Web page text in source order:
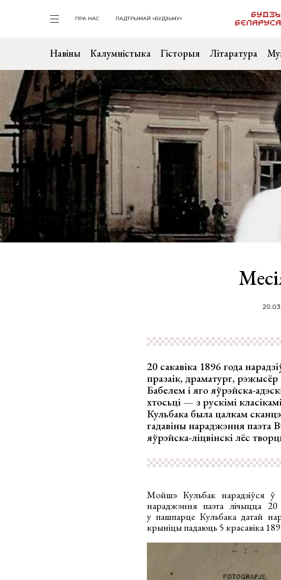
ПРА НАС ПАДТРЫМАЙ «БУДЗЬМУ»
Навіны Калумністыка Гісторыя Літаратура
20 сакавіка 1896 года
празаік, драматург,
Бабелем і яго яўрэйска-
хтосьці — з рускімі
Кульбака была цалкам
гадавіны нараджэння паэта
яўрэйска-ліцвінскі лёс
Мойшэ Кульбак нарадзіўся ў
нараджэння паэта лічыцца
у пашпарце Кульбака датай
крыніцы падаюць 5 красавіка